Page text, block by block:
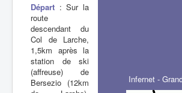
Infernet -
Départ : Sur la
route
descendant du
Col de Larche,
1,5km après la
station de ski
(affreuse) de
Bersezio (12km